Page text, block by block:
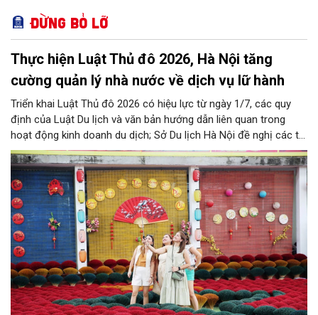
Đừng bỏ lỡ
Thực hiện Luật Thủ đô 2026, Hà Nội tăng
cường quản lý nhà nước về dịch vụ lữ hành
Triển khai Luật Thủ đô 2026 có hiệu lực từ ngày 1/7, các quy
định của Luật Du lịch và văn bản hướng dẫn liên quan trong
hoạt động kinh doanh du dịch; Sở Du lịch Hà Nội đề nghị các tổ
chức, đơn vị, doanh nghiệp kinh doanh dịch vụ lữ hành trên địa
bàn thành phố thực hiện một số nội dung quan trọng. Qua đó
góp phần thực hiện thắng lợi các mục tiêu phát triển du lịch Hà
Nội năm 2026 và giai đoạn tiếp theo.